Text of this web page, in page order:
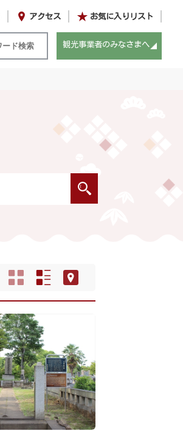
アクセス お気に入りリスト
観光事業者のみなさまへ